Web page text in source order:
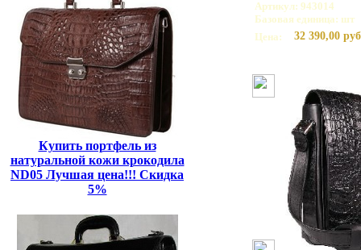
Купить портфель из
натуральной кожи крокодила
ND05 Лучшая цена!!! Скидка
5%
Артикул: 943014
Базовая единица: шт
Цена:
32 390,00